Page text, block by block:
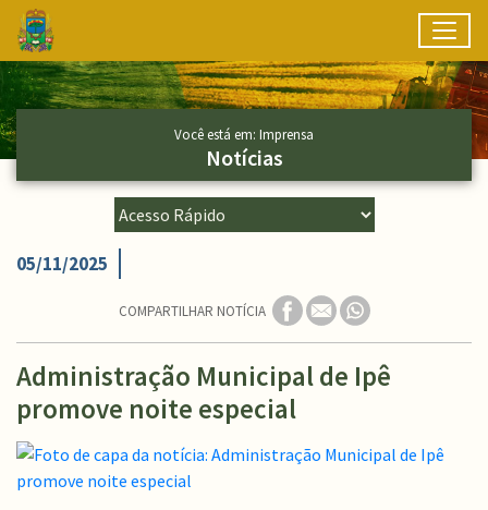
Ir para conteúdo principal
Conteúdo Principal
Você está em: Imprensa
Notícias
05/11/2025
COMPARTILHAR NOTÍCIA
Administração Municipal de Ipê
promove noite especial